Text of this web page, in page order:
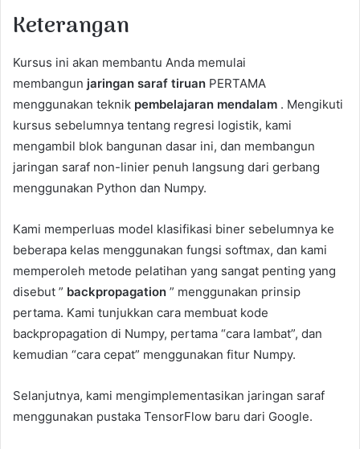
Keterangan
Kursus ini akan membantu Anda memulai
membangun jaringan saraf tiruan PERTAMA
menggunakan teknik pembelajaran mendalam . Mengikuti
kursus sebelumnya tentang regresi logistik, kami
mengambil blok bangunan dasar ini, dan membangun
jaringan saraf non-linier penuh langsung dari gerbang
menggunakan Python dan Numpy.
Kami memperluas model klasifikasi biner sebelumnya ke
beberapa kelas menggunakan fungsi softmax, dan kami
memperoleh metode pelatihan yang sangat penting yang
disebut ” backpropagation ” menggunakan prinsip
pertama. Kami tunjukkan cara membuat kode
backpropagation di Numpy, pertama “cara lambat”, dan
kemudian “cara cepat” menggunakan fitur Numpy.
Selanjutnya, kami mengimplementasikan jaringan saraf
menggunakan pustaka TensorFlow baru dari Google.